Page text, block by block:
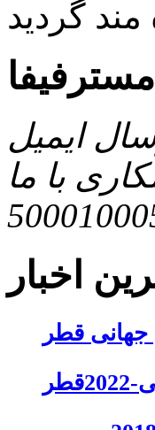
اخبار
جهانی قطر